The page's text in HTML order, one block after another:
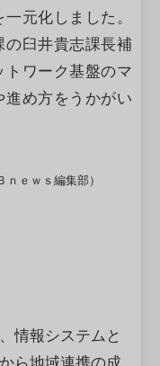
元化しました。
の臼井貴志課長補
ワーク基盤のマ
進め方をうかがい
ｅｗｓ編集部）
情報システムと